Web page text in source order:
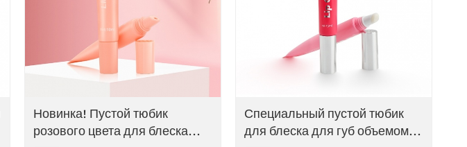
Новинка! Пустой тюбик
розового цвета для блеска
Специальный пустой тюбик
для блеска для губ объемом